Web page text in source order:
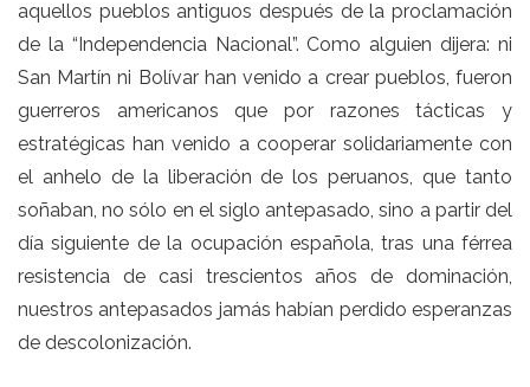
aquellos pueblos antiguos después de la proclamación
de la “Independencia Nacional”. Como alguien dijera: ni
San Martín ni Bolívar han venido a crear pueblos, fueron
guerreros americanos que por razones tácticas y
estratégicas han venido a cooperar solidariamente con
el anhelo de la liberación de los peruanos, que tanto
soñaban, no sólo en el siglo antepasado, sino a partir del
día siguiente de la ocupación española, tras una férrea
resistencia de casi trescientos años de dominación,
nuestros antepasados jamás habían perdido esperanzas
de descolonización.